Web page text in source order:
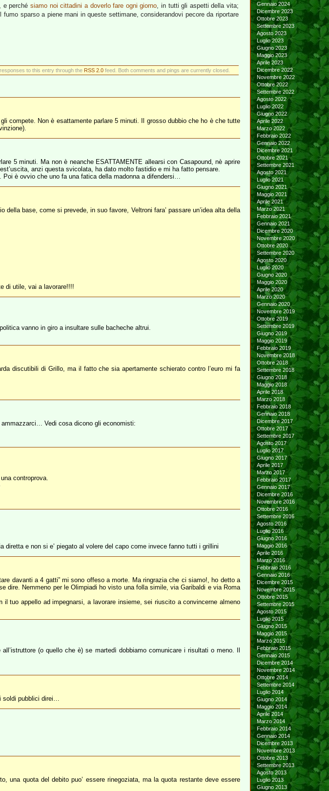
e perchésiamo noi cittadini a doverlo fare ogni giorno, in tutti gli aspetti della vita;
sparso a piene mani in queste settimane, considerandovi pecore da riportare
to this entry through the RSS 2.0feed. Both comments and pings are currently closed.
compete. Non è esattamente parlare 5 minuti. Il grosso dubbio che ho è che tutte
5 minuti. Ma non è neanche ESATTAMENTE allearsi con Casapound, nè aprire
anzi questa svicolata, ha dato molto fastidio e mi ha fatto pensare.
è ovvio che uno fa una fatica della madonna a difendersi…
base, come si prevede, in suo favore, Veltroni fara’ passare un’idea alta della
di utile, vai a lavorare!!!!
vanno in giro a insultare sulle bacheche altrui.
discutibili di Grillo, ma il fatto che sia apertamente schierato contro l’euro mi fa
ammazzarci… Vedi cosa dicono gli economisti:
controprova.
e non si e’ piegato al volere del capo come invece fanno tutti i grillini
davanti a 4 gatti” mi sono offeso a morte. Ma ringrazia che ci siamo!, ho detto a
Nemmeno per le Olimpiadi ho visto una folla simile, via Garibaldi e via Roma
tuo appello ad impegnarsi, a lavorare insieme, sei riuscito a convincerne almeno
(o quello che è) se martedì dobbiamo comunicare i risultati o meno. Il
soldi pubblici direi…
una quota del debito puo’ essere rinegoziata, ma la quota restante deve essere
Gennaio 2024
Dicembre 2023
Ottobre 2023
Settembre 2023
Agosto 2023
Luglio 2023
Giugno 2023
Maggio 2023
Aprile 2023
Dicembre 2022
Novembre 2022
Ottobre 2022
Settembre 2022
Agosto 2022
Luglio 2022
Giugno 2022
Aprile 2022
Marzo 2022
Febbraio 2022
Gennaio 2022
Dicembre 2021
Ottobre 2021
Settembre 2021
Agosto 2021
Luglio 2021
Giugno 2021
Maggio 2021
Aprile 2021
Marzo 2021
Febbraio 2021
Gennaio 2021
Dicembre 2020
Novembre 2020
Ottobre 2020
Settembre 2020
Agosto 2020
Luglio 2020
Giugno 2020
Maggio 2020
Aprile 2020
Marzo 2020
Gennaio 2020
Novembre 2019
Ottobre 2019
Settembre 2019
Giugno 2019
Maggio 2019
Febbraio 2019
Novembre 2018
Ottobre 2018
Settembre 2018
Giugno 2018
Maggio 2018
Aprile 2018
Marzo 2018
Febbraio 2018
Gennaio 2018
Dicembre 2017
Ottobre 2017
Settembre 2017
Agosto 2017
Luglio 2017
Giugno 2017
Aprile 2017
Marzo 2017
Febbraio 2017
Gennaio 2017
Dicembre 2016
Novembre 2016
Ottobre 2016
Settembre 2016
Agosto 2016
Luglio 2016
Giugno 2016
Maggio 2016
Aprile 2016
Marzo 2016
Febbraio 2016
Gennaio 2016
Dicembre 2015
Novembre 2015
Ottobre 2015
Settembre 2015
Agosto 2015
Luglio 2015
Giugno 2015
Maggio 2015
Marzo 2015
Febbraio 2015
Gennaio 2015
Dicembre 2014
Novembre 2014
Ottobre 2014
Settembre 2014
Luglio 2014
Giugno 2014
Maggio 2014
Aprile 2014
Marzo 2014
Febbraio 2014
Gennaio 2014
Dicembre 2013
Novembre 2013
Ottobre 2013
Settembre 2013
Agosto 2013
Luglio 2013
Giugno 2013